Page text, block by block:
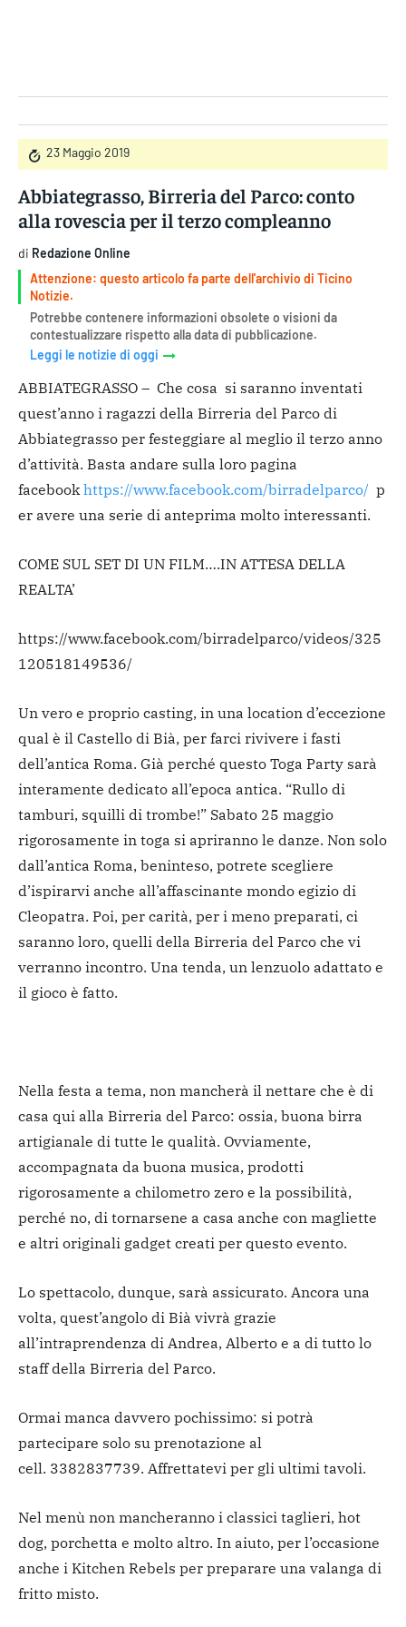
23 Maggio 2019
Abbiategrasso, Birreria del Parco: conto
alla rovescia per il terzo compleanno
di Redazione Online
Attenzione: questo articolo fa parte dell'archivio di Ticino
Notizie.
Potrebbe contenere informazioni obsolete o visioni da
contestualizzare rispetto alla data di pubblicazione.
Leggi le notizie di oggi
ABBIATEGRASSO – Che cosa si saranno inventati
quest’anno i ragazzi della Birreria del Parco di
Abbiategrasso per festeggiare al meglio il terzo anno
d’attività. Basta andare sulla loro pagina
facebookhttps://www.facebook.com/birradelparco/ p
er avere una serie di anteprima molto interessanti.
COME SUL SET DI UN FILM….IN ATTESA DELLA
REALTA’
https://www.facebook.com/birradelparco/videos/325
120518149536/
Un vero e proprio casting, in una location d’eccezione
qual è il Castello di Bià, per farci rivivere i fasti
dell’antica Roma. Già perché questo Toga Party sarà
interamente dedicato all’epoca antica. “Rullo di
tamburi, squilli di trombe!” Sabato 25 maggio
rigorosamente in toga si apriranno le danze. Non solo
dall’antica Roma, beninteso, potrete scegliere
d’ispirarvi anche all’affascinante mondo egizio di
Cleopatra. Poi, per carità, per i meno preparati, ci
saranno loro, quelli della Birreria del Parco che vi
verranno incontro. Una tenda, un lenzuolo adattato e
il gioco è fatto.
Nella festa a tema, non mancherà il nettare che è di
casa qui alla Birreria del Parco: ossia, buona birra
artigianale di tutte le qualità. Ovviamente,
accompagnata da buona musica, prodotti
rigorosamente a chilometro zero e la possibilità,
perché no, di tornarsene a casa anche con magliette
e altri originali gadget creati per questo evento.
Lo spettacolo, dunque, sarà assicurato. Ancora una
volta, quest’angolo di Bià vivrà grazie
all’intraprendenza di Andrea, Alberto e a di tutto lo
staff della Birreria del Parco.
Ormai manca davvero pochissimo: si potrà
partecipare solo su prenotazione al
cell. 3382837739. Affrettatevi per gli ultimi tavoli.
Nel menù non mancheranno i classici taglieri, hot
dog, porchetta e molto altro. In aiuto, per l’occasione
anche i Kitchen Rebels per preparare una valanga di
fritto misto.